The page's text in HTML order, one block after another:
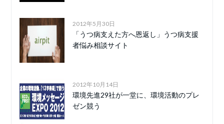
2012年5月30日
「うつ病支えた方へ恩返し」うつ病支援
者悩み相談サイト
2012年10月14日
環境先進29社が一堂に、環境活動のプレ
ゼン競う